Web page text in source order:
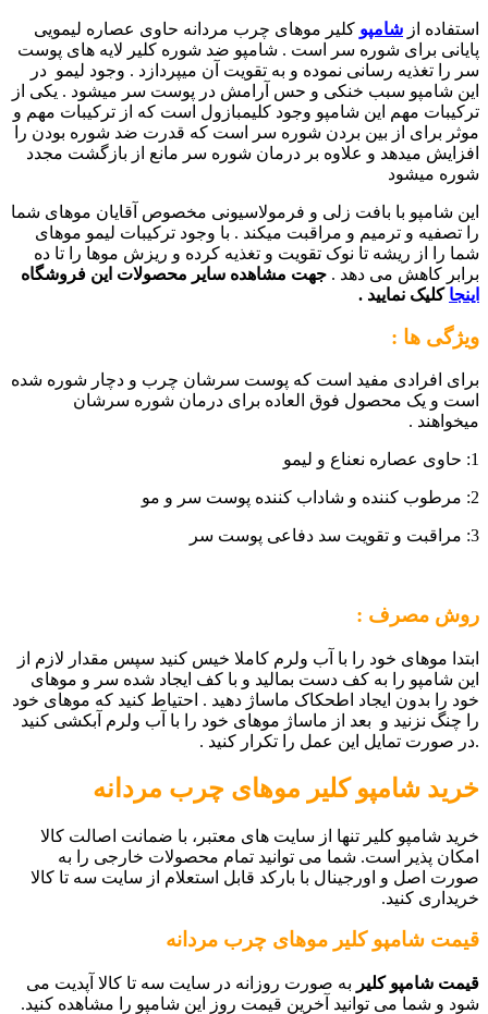
استفاده از شامپو کلیر موهای چرب مردانه حاوی عصاره لیمویی
پایانی برای شوره سر است . شامپو ضد شوره کلیر لایه های پوست
سر را تغذیه رسانی نموده و به تقویت آن میپردازد . وجود لیمو در
این شامپو سبب خنکی و حس آرامش در پوست سر میشود . یکی از
ترکیبات مهم این شامپو وجود کلیمبازول است که از ترکیبات مهم و
موثر برای از بین بردن شوره سر است که قدرت ضد شوره بودن را
افزایش میدهد و علاوه بر درمان شوره سر مانع از بازگشت مجدد
شوره میشود
این شامپو با بافت زلی و فرمولاسیونی مخصوص آقایان موهای شما
را تصفیه و ترمیم و مراقبت میکند . با وجود ترکیبات لیمو موهای
شما را از ریشه تا نوک تقویت و تغذیه کرده و ریزش موها را تا ده
برابر کاهش می دهد . جهت مشاهده سایر محصولات این فروشگاه
اینجا کلیک نمایید .
ویژگی ها :
برای افرادی مفید است که پوست سرشان چرب و دچار شوره شده
است و یک محصول فوق العاده برای درمان شوره سرشان
میخواهند .
1: حاوی عصاره نعناع و لیمو
2: مرطوب کننده و شاداب کننده پوست سر و مو
3: مراقبت و تقویت سد دفاعی پوست سر
روش مصرف :
ابتدا موهای خود را با آب ولرم کاملا خیس کنید سپس مقدار لازم از
این شامپو را به کف دست بمالید و با کف ایجاد شده سر و موهای
خود را بدون ایجاد اطحکاک ماساژ دهید . احتیاط کنید که موهای خود
را چنگ نزنید و بعد از ماساژ موهای خود را با آب ولرم آبکشی کنید
.در صورت تمایل این عمل را تکرار کنید .
خرید شامپو کلیر موهای چرب مردانه
خرید شامپو کلیر تنها از سایت های معتبر، با ضمانت اصالت کالا
امکان پذیر است. شما می توانید تمام محصولات خارجی را به
صورت اصل و اورجینال با بارکد قابل استعلام از سایت سه تا کالا
خریداری کنید.
قیمت شامپو کلیر موهای چرب مردانه
قیمت شامپو کلیر به صورت روزانه در سایت سه تا کالا آپدیت می
شود و شما می توانید آخرین قیمت روز این شامپو را مشاهده کنید.